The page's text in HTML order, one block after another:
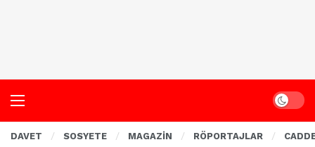
Dark
DAVET SOSYETE MAGAZİN RÖPORTAJLAR